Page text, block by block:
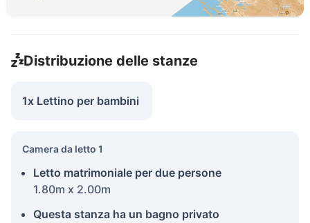
Distribuzione delle stanze
1x Lettino per bambini
Camera da letto 1
Letto matrimoniale per due persone
1.80m x 2.00m
Questa stanza ha un bagno privato